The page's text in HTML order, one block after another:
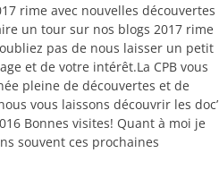
rime avec nouvelles découvertes
un tour sur nos blogs 2017 rime
pas de nous laisser un petit
et de votre intérêt.La CPB vous
pleine de découvertes et de
vous laissons découvrir les doc’
Bonnes visites! Quant à moi je
souvent ces prochaines